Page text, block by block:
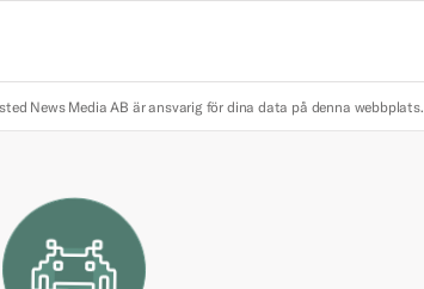
News Media AB är ansvarig för dina data på denna webbplats.